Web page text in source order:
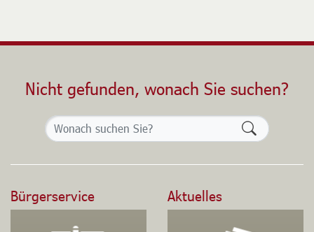
Nicht gefunden, wonach Sie suchen?
Bürgerservice Aktuelles